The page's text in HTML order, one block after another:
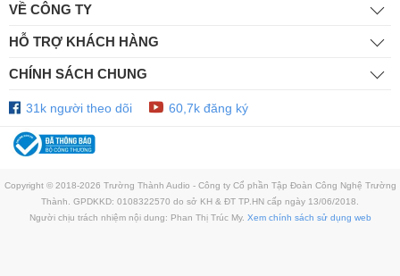
VỀ CÔNG TY
HỖ TRỢ KHÁCH HÀNG
CHÍNH SÁCH CHUNG
31k người theo dõi 60,7k đăng ký
Copyright © 2018-2026 Trường Thành Audio - Công ty Cổ phần Tập Đoàn Công Nghệ Trường
Thành. GPDKKD: 0108322570 do sở KH & ĐT TP.HN cấp ngày 13/06/2018.
Người chịu trách nhiệm nội dung: Phan Thị Trúc My. Xem chính sách sử dụng web